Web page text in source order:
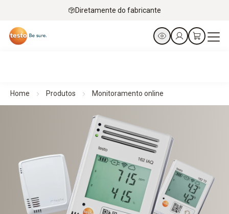
Diretamente do fabricante
Home Produtos Monitoramento online